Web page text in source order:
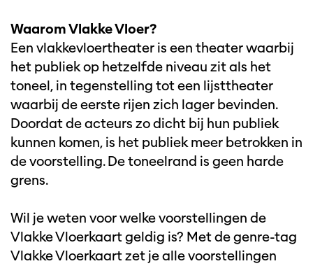
Waarom Vlakke Vloer?
Een vlakkevloertheater is een theater waarbij
het publiek op hetzelfde niveau zit als het
toneel, in tegenstelling tot een lijsttheater
waarbij de eerste rijen zich lager bevinden.
Doordat de acteurs zo dicht bij hun publiek
kunnen komen, is het publiek meer betrokken in
de voorstelling. De toneelrand is geen harde
grens.
Wil je weten voor welke voorstellingen de
Vlakke Vloerkaart geldig is? Met de genre-tag
Vlakke Vloerkaart zet je alle voorstellingen